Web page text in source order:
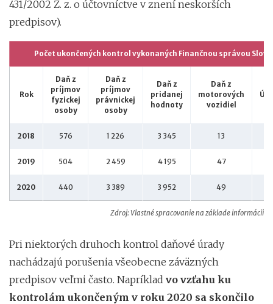
431/2002 Z. z. o účtovníctve v znení neskorších
predpisov).
Zdroj: Vlastné spracovanie na základe informácií z
Počet ukončených kontrol vykonaných Finančnou správou
Rok
Daň z
príjmov
fyzickej
osoby
Daň z
príjmov
právnickej
osoby
Daň z
pridanej
hodnoty
Daň z
motorových
vozidiel
2018 576 1 226 3 345 13
2019 504 2 459 4 195 47
2020 440 3 389 3 952 49
Pri niektorých druhoch kontrol daňové úrady
nachádzajú porušenia všeobecne záväzných
predpisov veľmi často. Napríklad vo vzťahu ku
kontrolám ukončeným v roku 2020 sa skončilo